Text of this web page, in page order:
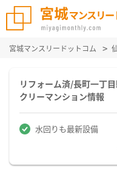
宮城マンスリードットコム
リフォーム済/長町一丁
クリーマンション情報
水回りも最新設備